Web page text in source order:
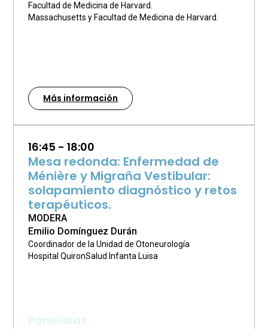
Facultad de Medicina de Harvard.
Massachusetts y Facultad de Medicina de Harvard.
Más información
16:45 - 18:00
Mesa redonda: Enfermedad de
Ménière y Migraña Vestibular:
solapamiento diagnóstico y retos
terapéuticos.
MODERA
Emilio Domínguez Durán
Coordinador de la Unidad de Otoneurología
Hospital QuironSalud Infanta Luisa
Panelistas